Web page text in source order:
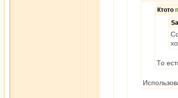
Ктото
То